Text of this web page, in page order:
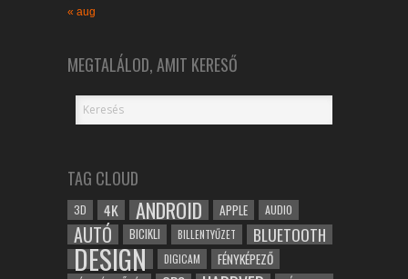
« aug
MEGTALÁLOD, AMIT KERESŐ
TAG CLOUD
3D 4K ANDROID APPLE AUDIO
AUTÓ BICIKLI BILLENTYŰZET BLUETOOTH
DESIGN DIGICAM FÉNYKÉPEZŐ